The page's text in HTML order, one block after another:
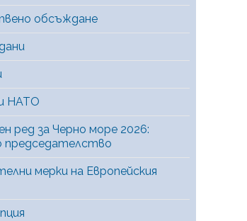
обсъждане
НАТО
ред за Черно море 2026:
председателство
мерки на Европейския